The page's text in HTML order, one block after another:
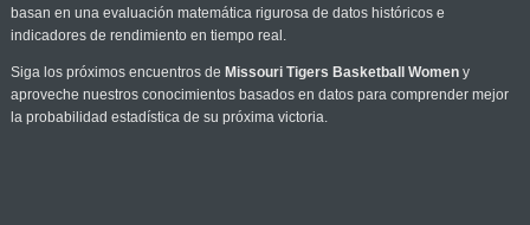
basan en una evaluación matemática rigurosa de datos históricos e
indicadores de rendimiento en tiempo real.
Siga los próximos encuentros de Missouri Tigers Basketball Womeny
aproveche nuestros conocimientos basados en datos para comprender mejor
la probabilidad estadística de su próxima victoria.